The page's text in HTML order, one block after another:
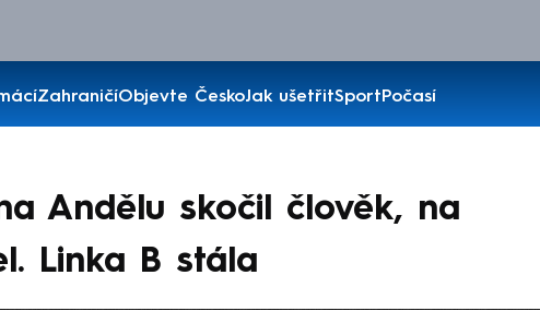
ZahraničíObjevte ČeskoJak ušetřitSportPočasí
Andělu skočil člověk, na
Linka B stála